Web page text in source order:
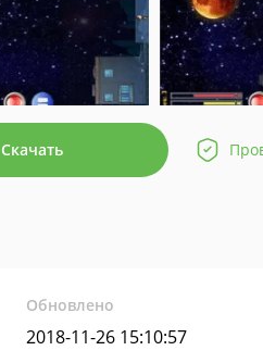
Скачать
Обновлено
2018-11-26 15:10:57